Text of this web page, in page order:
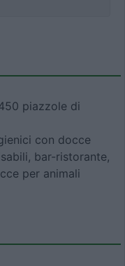
piazzole di
con docce
bar-ristorante,
per animali